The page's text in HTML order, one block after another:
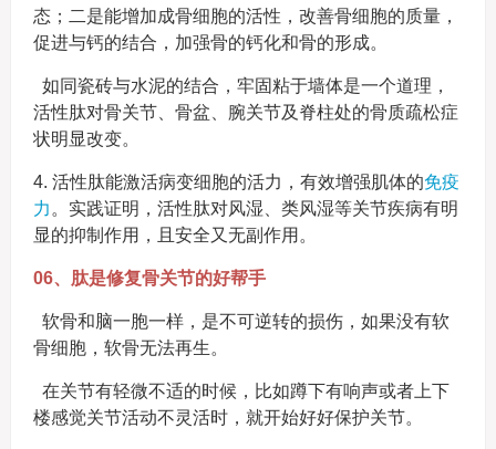
态；二是能增加成骨细胞的活性，改善骨细胞的质量，
促进与钙的结合，加强骨的钙化和骨的形成。
如同瓷砖与水泥的结合，牢固粘于墙体是一个道理，
活性肽对骨关节、骨盆、腕关节及脊柱处的骨质疏松症
状明显改变。
4. 活性肽能激活病变细胞的活力，有效增强肌体的免疫
力 。实践证明，活性肽对风湿、类风湿等关节疾病有明
显的抑制作用，且安全又无副作用。
06、肽是修复骨关节的好帮手
软骨和脑一胞一样，是不可逆转的损伤，如果没有软
骨细胞，软骨无法再生。
在关节有轻微不适的时候，比如蹲下有响声或者上下
楼感觉关节活动不灵活时，就开始好好保护关节。